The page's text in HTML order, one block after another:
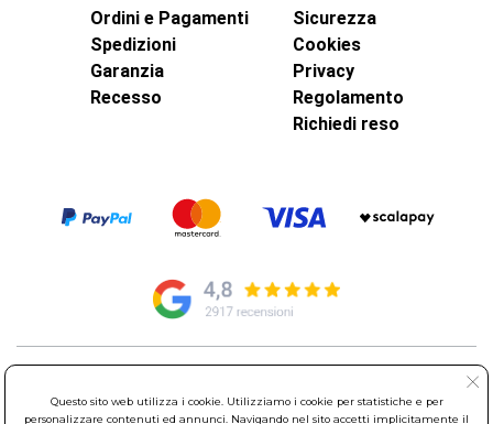
Ordini e Pagamenti
Spedizioni
Garanzia
Recesso
Sicurezza
Cookies
Privacy
Regolamento
Richiedi reso
00015 Monterotondo Scalo (RM)
Questo sito web utilizza i cookie. Utilizziamo i cookie per statistiche e per
personalizzare contenuti ed annunci. Navigando nel sito accetti implicitamente il